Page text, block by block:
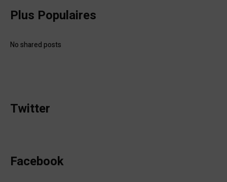
Plus Populaires
No shared posts
Twitter
Facebook